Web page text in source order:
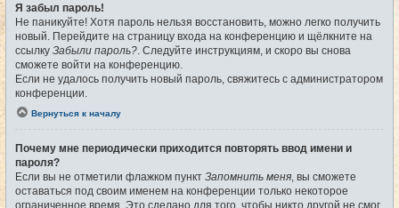
Я забыл пароль!
Не паникуйте! Хотя пароль нельзя восстановить, можно легко получить
новый. Перейдите на страницу входа на конференцию и щёлкните на
ссылку Забыли пароль? . Следуйте инструкциям, и скоро вы снова
сможете войти на конференцию.
Если не удалось получить новый пароль, свяжитесь с администратором
конференции.
Вернуться к началу
Почему мне периодически приходится повторять ввод имени и
пароля?
Если вы не отметили флажком пункт Запомнить меня , вы сможете
оставаться под своим именем на конференции только некоторое
ограниченное время. Это сделано для того, чтобы никто другой не смог